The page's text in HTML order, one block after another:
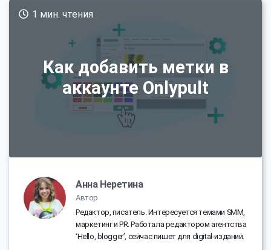
Как добавить метки в
аккаунте Onlypult
1 мин. чтения
Анна Неретина
Автор
Редактор, писатель. Интересуется темами SMM,
маркетинг и PR. Работала редактором агентства
‘Hello, blogger’, сейчас пишет для digital-изданий.